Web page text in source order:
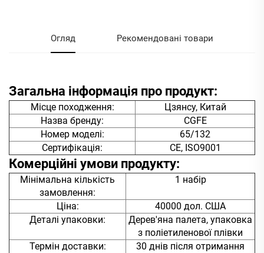
Огляд Рекомендовані товари
Загальна інформація про продукт:
Місце походження:
Цзянсу, Китай
Назва бренду:
CGFE
Номер моделі:
65/132
Сертифікація:
CE, ISO9001
Комерційні умови продукту:
Мінімальна кількість
замовлення:
1 набір
Ціна:
40000 дол. США
Деталі упаковки:
Дерев'яна палета, упаковка
з поліетиленової плівки
Термін доставки:
30 днів після отримання